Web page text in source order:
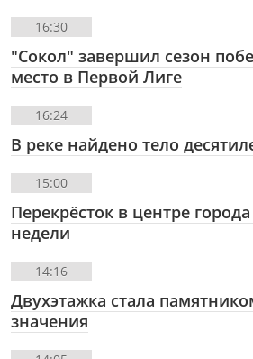
16:30
"Сокол" завершил сезон
место в Первой Лиге
16:24
В реке найдено тело
15:00
Перекрёсток в центре
недели
14:16
Двухэтажка стала
значения